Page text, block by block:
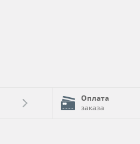
Оплата
заказа